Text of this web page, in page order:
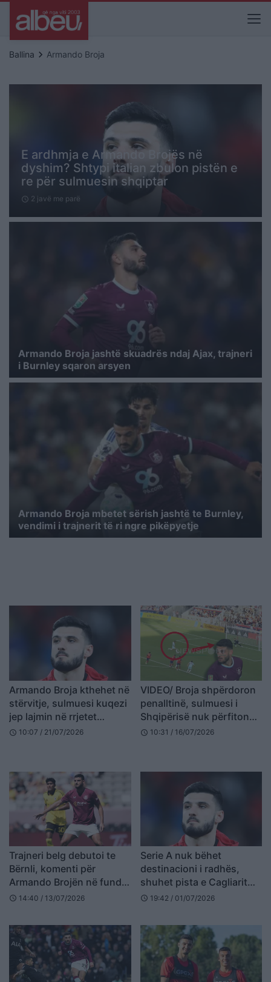
Ballina keyboard_arrow_right Armando Broja
E ardhmja e Armando Brojës në
dyshim? Shtypi italian zbulon pistën e
re për sulmuesin shqiptar
schedule 2 javë me parë
Armando Broja jashtë skuadrës ndaj Ajax, trajneri
i Burnley sqaron arsyen
Armando Broja mbetet sërish jashtë te Burnley,
vendimi i trajnerit të ri ngre pikëpyetje
Armando Broja kthehet në
stërvitje, sulmuesi kuqezi
jep lajmin në rrjetet
sociale
schedule 10:07 / 21/07/2026
VIDEO/ Broja shpërdoron
penalltinë, sulmuesi i
Shqipërisë nuk përfiton
nga shansi me Burnley-n
schedule 10:31 / 16/07/2026
Trajneri belg debutoi te
Bërnli, komenti për
Armando Brojën në fund:
Përveç një kthese, nuk…
schedule 14:40 / 13/07/2026
Serie A nuk bëhet
destinacioni i radhës,
shuhet pista e Cagliarit
për Armando Brojën
schedule 19:42 / 01/07/2026